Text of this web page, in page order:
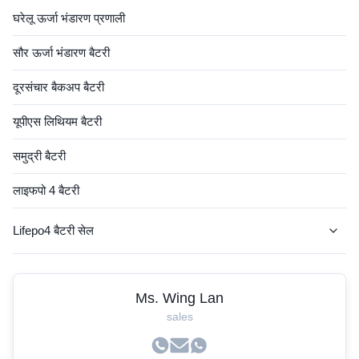
घरेलू ऊर्जा भंडारण प्रणाली
सौर ऊर्जा भंडारण बैटरी
दूरसंचार बैकअप बैटरी
यूपीएस लिथियम बैटरी
समुद्री बैटरी
लाइफपो 4 बैटरी
Lifepo4 बैटरी सेल
Ms. Wing Lan
sales